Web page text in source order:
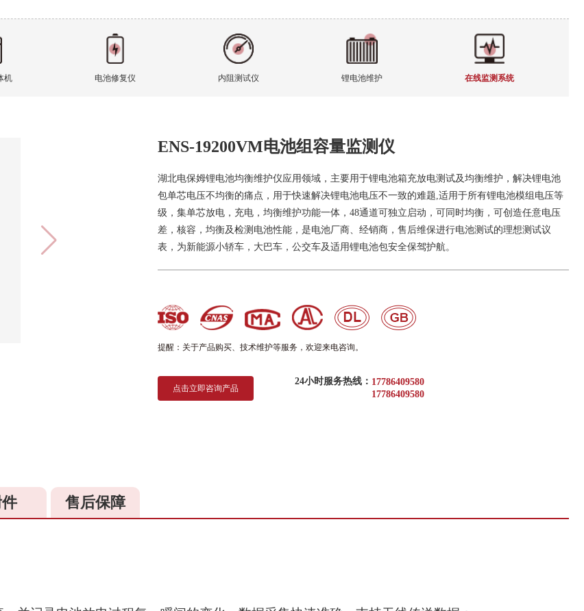
机 电池修复仪 内阻测试仪 锂电池维护 在线监测系统
ENS-19200VM电池组容量监测仪
湖北电保姆锂电池均衡维护仪应用领域，主要用于锂电池箱充放电测试及均衡维护，解决锂电池
包单芯电压不均衡的痛点，用于快速解决锂电池电压不一致的难题,适用于所有锂电池模组电压等
级，集单芯放电，充电，均衡维护功能一体，48通道可独立启动，可同时均衡，可创造任意电压
差，核容，均衡及检测电池性能，是电池厂商、经销商，售后维保进行电池测试的理想测试议
表，为新能源小轿车，大巴车，公交车及适用锂电池包安全保驾护航。
提醒：关于产品购买、技术维护等服务，欢迎来电咨询。
点击立即咨询产品
24小时服务热线： 17786409580
17786409580
售后保障